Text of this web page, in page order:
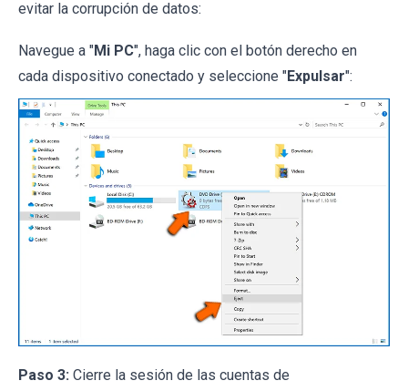
evitar la corrupción de datos:
Navegue a "Mi PC", haga clic con el botón derecho en
cada dispositivo conectado y seleccione "Expulsar":
Paso 3: Cierre la sesión de las cuentas de